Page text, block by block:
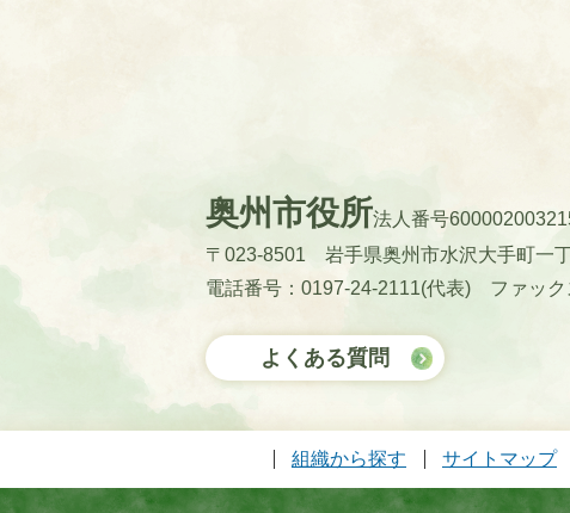
奥州市役所法人番号
〒023-8501 岩手県奥州市水沢大手町一
電話番号：0197-24-2111(代表)
ファッ
よくある質問
組織から探す サイトマップ